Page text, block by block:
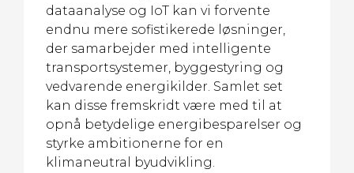
dataanalyse og IoT kan vi forvente
endnu mere sofistikerede løsninger,
der samarbejder med intelligente
transportsystemer, byggestyring og
vedvarende energikilder. Samlet set
kan disse fremskridt være med til at
opnå betydelige energibesparelser og
styrke ambitionerne for en
klimaneutral byudvikling.